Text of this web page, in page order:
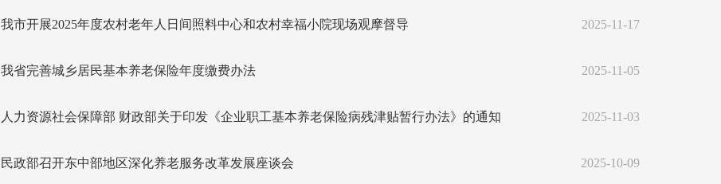
我市开展2025年度农村老年人日间照料中心和农村幸福小院现场观摩督导 2025-11-17
我省完善城乡居民基本养老保险年度缴费办法 2025-11-05
人力资源社会保障部 财政部关于印发《企业职工基本养老保险病残津贴暂行办法》的通知 2025-11-03
民政部召开东中部地区深化养老服务改革发展座谈会 2025-10-09